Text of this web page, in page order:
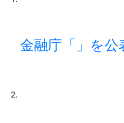
金融庁「」を公